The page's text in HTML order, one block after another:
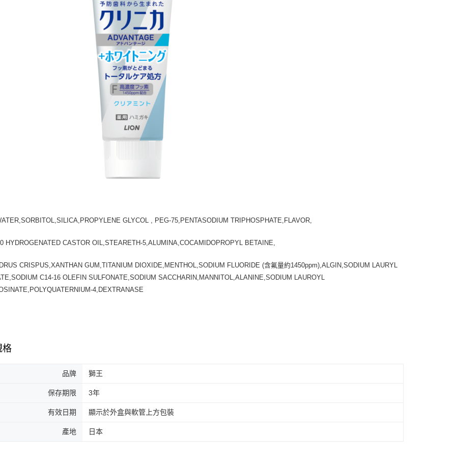
GLYCOL , PEG-75,PENTASODIUM TRIPHOSPHATE,FLAVOR,
HYDROGENATED CASTOR OIL,STEARETH-5,ALUMINA,COCAMIDOPROPYL BETAINE,
CRISPUS,XANTHAN GUM,TITANIUM DIOXIDE,MENTHOL,SODIUM FLUORIDE (含氟量約1450ppm),ALGIN,SODIUM LAURYL
C14-16 OLEFIN SULFONATE,SODIUM SACCHARIN,MANNITOL,ALANINE,SODIUM LAUROYL
4,DEXTRANASE
格
品牌 獅王
保存期限 3年
有效日期 顯示於外盒與軟管上方包裝
產地 日本